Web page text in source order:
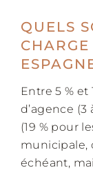
QUELS
Entre 5 % et
d’agence (3
(19 % pour
municipale,
échéant,